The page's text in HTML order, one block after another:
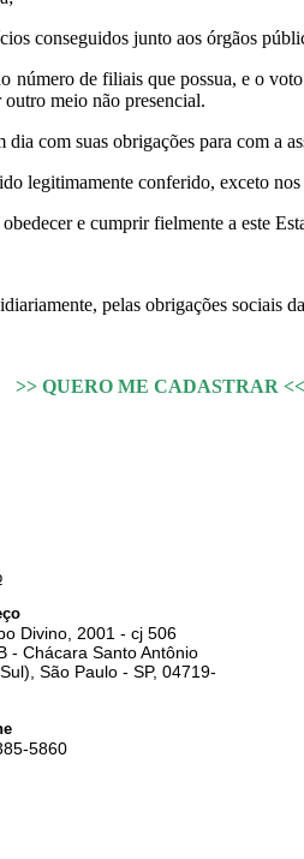
conseguidos junto aos órgãos
número de filiais que possua, e o
meio não presencial.
com suas obrigações para com a
legitimamente conferido, exceto
e cumprir fielmente a este
pelas obrigações sociais
>> QUERO ME CADASTRAR <<
Divino, 2001 - cj 506
- Chácara Santo Antônio
São Paulo - SP, 04719-
5860